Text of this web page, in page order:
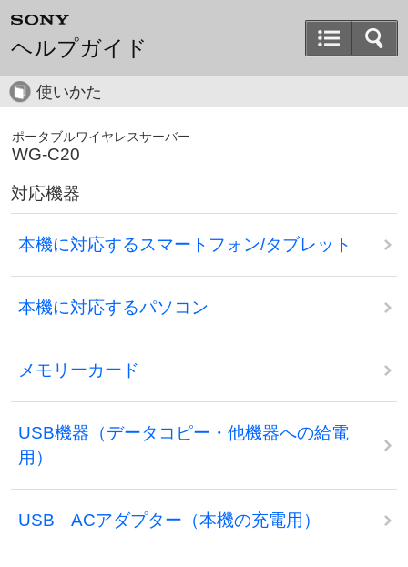
ヘルプガイド
使いかた
ポータブルワイヤレスサーバー
WG-C20
対応機器
本機に対応するスマートフォン/タブレット
本機に対応するパソコン
メモリーカード
USB機器（データコピー・他機器への給電
用）
USB ACアダプター（本機の充電用）